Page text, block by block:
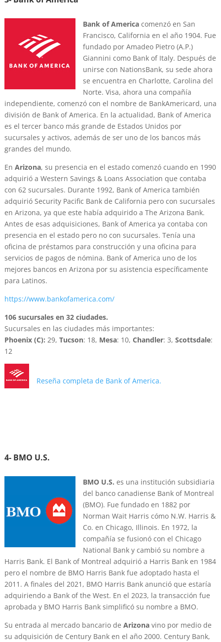
Bank of Americacomenzó en San
Francisco, California en el año 1904. Fue
fundado por Amadeo Pietro (A.P.)
Giannini como Bank of Italy. Después de
unirse con NationsBank, su sede ahora
se encuentra en Charlotte, Carolina del
Norte. Visa, ahora una compañía
independiente, comenzó con el nombre de BankAmericard, una
división de Bank of America. En la actualidad, Bank of America
es el tercer banco más grande de Estados Unidos por
sucursales y activos, además de ser uno de los bancos más
grandes del mundo.
En Arizona, su presencia en el estado comenzó cuando en 1990
adquirió a Western Savings & Loans Association que contaba
con 62 sucursales. Durante 1992, Bank of America también
adquirió Security Pacific Bank de California pero con sucursales
en Arizona, ya que este había adquirido a The Arizona Bank.
Antes de esas adquisiciones, Bank of America ya contaba con
presencia en el estado pero no con sucursales. Tenía una
oficina de préstamos para construcción y una oficina para
servicios de pagos de nómina. Bank of America uno de los
mejores bancos en Arizona por su asistencia específicamente
para Latinos.
https://www.bankofamerica.com/
106 sucursales en 32 ciudades.
Sucursales en las ciudades más importantes:
Phoenix (C): 29, Tucson: 18, Mesa: 10, Chandler: 3, Scottsdale:
12
Reseña completa de Bank of America.
4- BMO U.S.
BMO U.S. es una institución subsidiaria
del banco canadiense Bank of Montreal
(BMO). Fue fundado en 1882 por
Norman Wait Harris cómo N.W. Harris &
Co. en Chicago, Illinois. En 1972, la
compañía se fusionó con el Chicago
National Bank y cambió su nombre a
Harris Bank. El Bank of Montreal adquirió a Harris Bank en 1984
pero el nombre de BMO Harris Bank fue adoptado hasta el
2011. A finales del 2021, BMO Harris Bank anunció que estaría
adquiriendo a Bank of the West. En el 2023, la transacción fue
aprobada y BMO Harris Bank simplificó su nombre a BMO.
Su entrada al mercado bancario de Arizonavino por medio de
su adquisición de Century Bank en el año 2000. Century Bank,